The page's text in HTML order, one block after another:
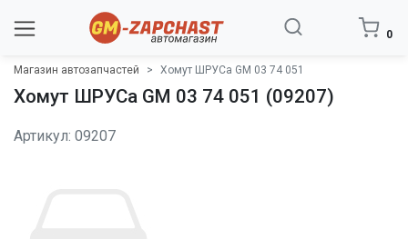
0
Магазин автозапчастей Хомут ШРУСа GM 03 74 051
Хомут ШРУСа GM 03 74 051 (09207)
Артикул: 09207